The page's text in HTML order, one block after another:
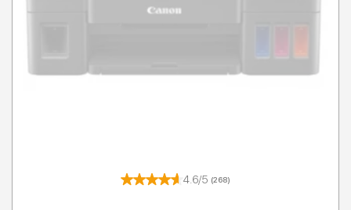
4.6/5 (268)